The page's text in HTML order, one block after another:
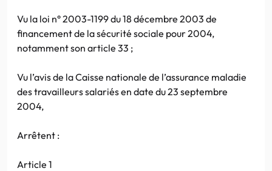
Vu la loi n° 2003-1199 du 18 décembre 2003 de
financement de la sécurité sociale pour 2004,
notamment son article 33 ;
Vu l’avis de la Caisse nationale de l’assurance maladie
des travailleurs salariés en date du 23 septembre
2004,
Arrêtent :
Article 1